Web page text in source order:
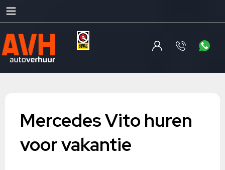
Mercedes Vito huren
voor vakantie